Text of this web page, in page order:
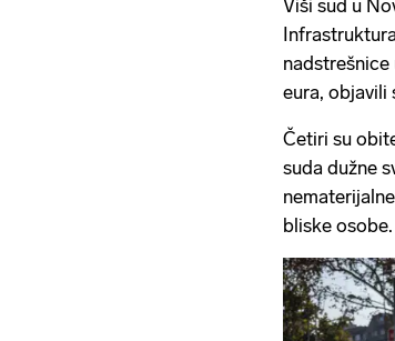
Viši sud u
eura, objavili
Četiri su
suda dužne
bliske osobe.